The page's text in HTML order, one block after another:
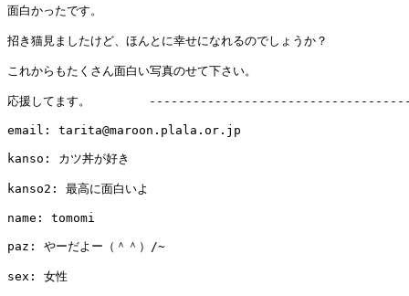
面白かったです。
招き猫見ましたけど、ほんとに幸せになれるのでしょうか？
これからもたくさん面白い写真のせて下さい。
応援してます。
email: tarita@maroon.plala.or.jp
kanso: カツ丼が好き
kanso2: 最高に面白いよ
name: tomomi
paz: やーだよー（＾＾）/~
sex: 女性